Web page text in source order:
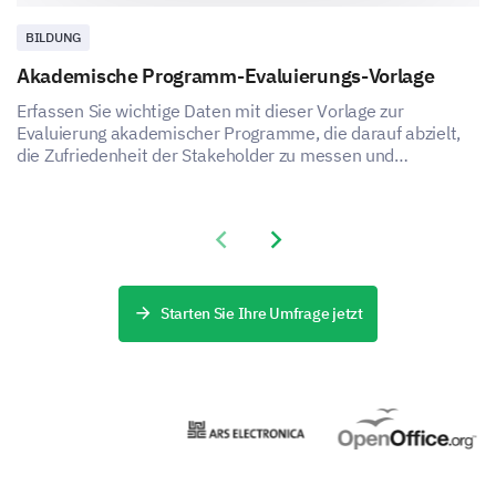
BILDUNG
Akademische Programm-Evaluierungs-Vorlage
Erfassen Sie wichtige Daten mit dieser Vorlage zur
Evaluierung akademischer Programme, die darauf abzielt,
die Zufriedenheit der Stakeholder zu messen und
Previous slide
Next slide
Starten Sie Ihre Umfrage jetzt